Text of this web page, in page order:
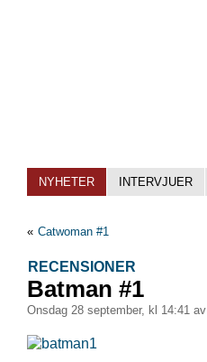
NYHETER INTERVJUER
« Catwoman #1
RECENSIONER
Batman #1
onsdag 28 september, kl 14:41 av